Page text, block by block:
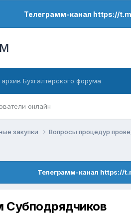
Телеграмм-канал https://
онлайн
Бухгалтерского форума
закупки
Вопросы процедур
Телеграмм-канал https://
Субподрядчиков